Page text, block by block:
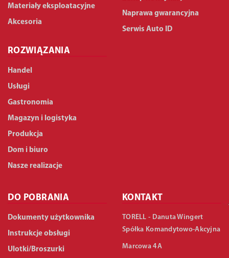
Materiały eksploatacyjne
Akcesoria
ROZWIĄZANIA
Handel
Usługi
Gastronomia
Magazyn i logistyka
Produkcja
Dom i biuro
Nasze realizacje
Naprawa gwarancyjna
Serwis Auto ID
DO POBRANIA
Dokumenty użytkownika
Instrukcje obsługi
Ulotki/Broszurki
KONTAKT
TORELL - Danuta Wingert
Spółka Komandytowo-Akcyjna
Marcowa 4A